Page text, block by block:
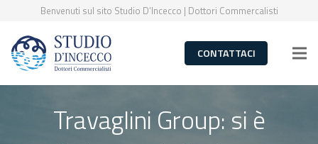
Benvenuti sul sito Studio D’Incecco | Dottori Commercalisti
CONTATTACI
Travaglini Group: si è